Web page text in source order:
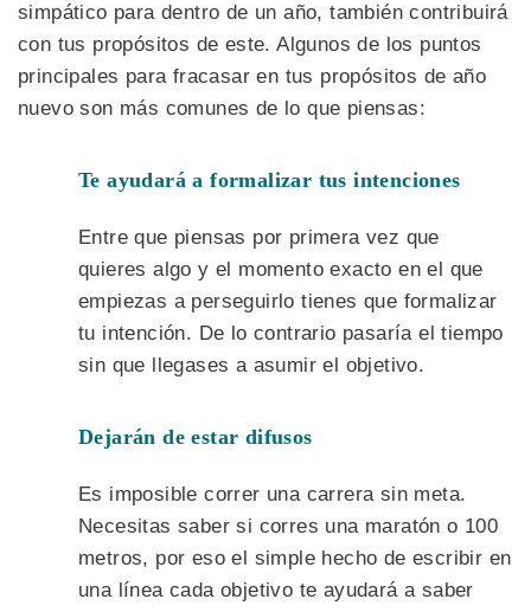
simpático para dentro de un año, también contribuirá
con tus propósitos de este. Algunos de los puntos
principales para fracasar en tus propósitos de año
nuevo son más comunes de lo que piensas:
Te ayudará a formalizar tus intenciones
Entre que piensas por primera vez que
quieres algo y el momento exacto en el que
empiezas a perseguirlo tienes que formalizar
tu intención. De lo contrario pasaría el tiempo
sin que llegases a asumir el objetivo.
Dejarán de estar difusos
Es imposible correr una carrera sin meta.
Necesitas saber si corres una maratón o 100
metros, por eso el simple hecho de escribir en
una línea cada objetivo te ayudará a saber